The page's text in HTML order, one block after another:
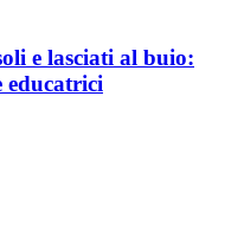
e lasciati al buio:
educatrici